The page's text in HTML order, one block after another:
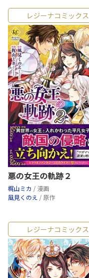
レジーナコミックス
悪の女王の軌跡２
梶山ミカ / 漫画
風見くのえ / 原作
レジーナコミックス